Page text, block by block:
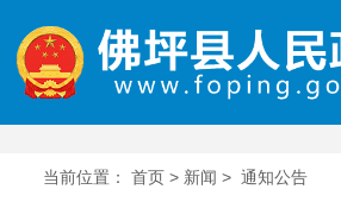
当前位置： 首页 > 新闻 > 通知公告